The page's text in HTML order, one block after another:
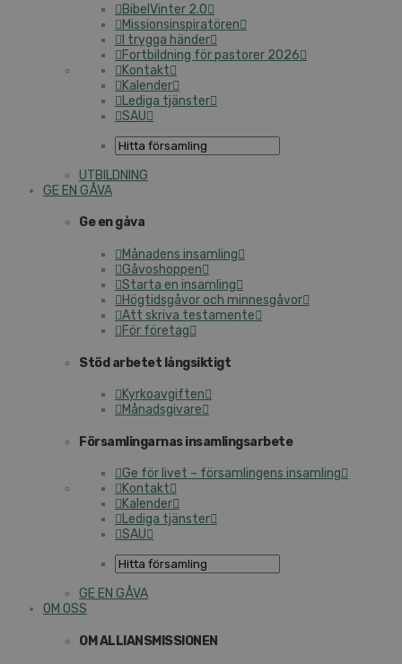
BibelVinter 2.0
Missionsinspiratören
I trygga händer
Fortbildning för pastorer 2026
Kontakt
Kalender
Lediga tjänster
SAU
UTBILDNING
GE EN GÅVA
Ge en gåva
Månadens insamling
Gåvoshoppen
Starta en insamling
Högtidsgåvor och minnesgåvor
Att skriva testamente
För företag
Stöd arbetet långsiktigt
Kyrkoavgiften
Månadsgivare
Församlingarnas insamlingsarbete
Ge för livet – församlingens insamling
Kontakt
Kalender
Lediga tjänster
SAU
GE EN GÅVA
OM OSS
OM ALLIANSMISSIONEN